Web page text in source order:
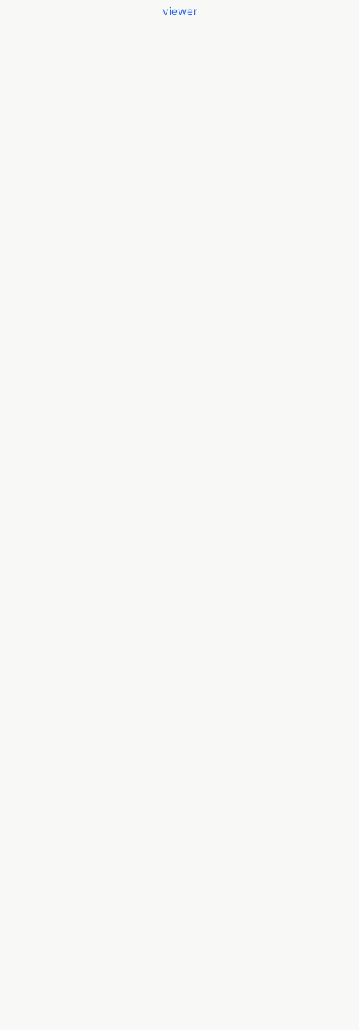
viewer